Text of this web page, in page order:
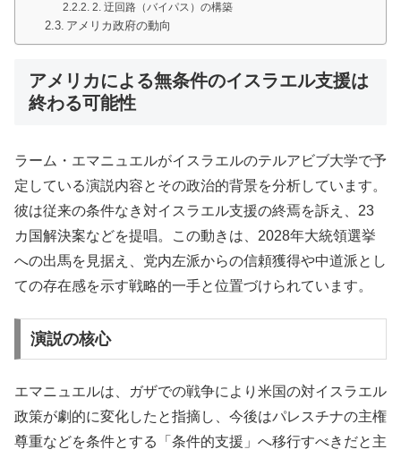
2. 迂回路（バイパス）の構築
アメリカ政府の動向
アメリカによる無条件のイスラエル支援は
終わる可能性
ラーム・エマニュエルがイスラエルのテルアビブ大学で予
定している演説内容とその政治的背景を分析しています。
彼は従来の条件なき対イスラエル支援の終焉を訴え、23
カ国解決案などを提唱。この動きは、2028年大統領選挙
への出馬を見据え、党内左派からの信頼獲得や中道派とし
ての存在感を示す戦略的一手と位置づけられています。
演説の核心
エマニュエルは、ガザでの戦争により米国の対イスラエル
政策が劇的に変化したと指摘し、今後はパレスチナの主権
尊重などを条件とする「条件的支援」へ移行すべきだと主